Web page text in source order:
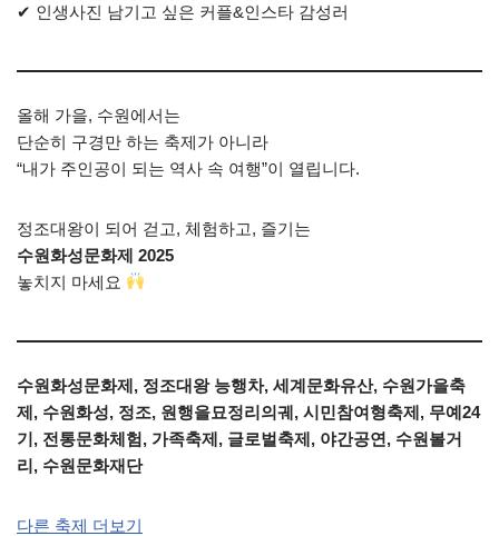
✔ 인생사진 남기고 싶은 커플&인스타 감성러
올해 가을, 수원에서는
단순히 구경만 하는 축제가 아니라
“내가 주인공이 되는 역사 속 여행”이 열립니다.
정조대왕이 되어 걷고, 체험하고, 즐기는
수원화성문화제 2025
놓치지 마세요
수원화성문화제, 정조대왕 능행차, 세계문화유산, 수원가을축
제, 수원화성, 정조, 원행을묘정리의궤, 시민참여형축제, 무예24
기, 전통문화체험, 가족축제, 글로벌축제, 야간공연, 수원볼거
리, 수원문화재단
다른 축제 더보기